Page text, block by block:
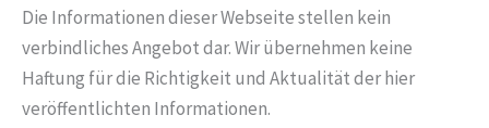
Die Informationen dieser Webseite stellen kein
verbindliches Angebot dar. Wir übernehmen keine
Haftung für die Richtigkeit und Aktualität der hier
veröffentlichten Informationen.